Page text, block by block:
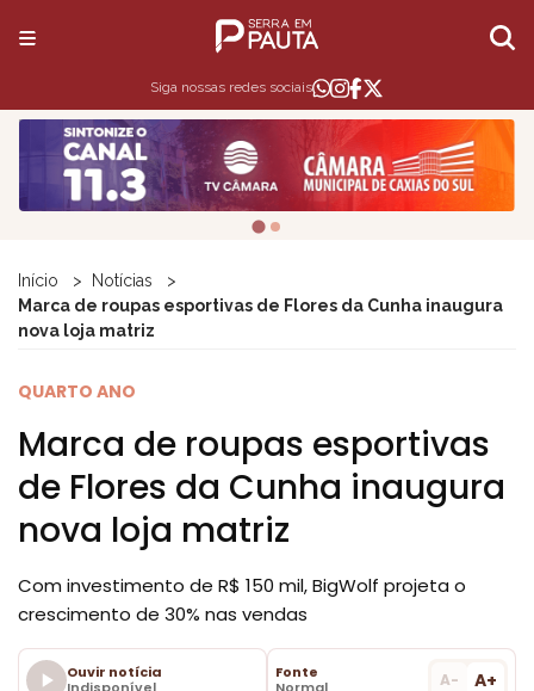
Siga nossas redes sociais
Início
Notícias
Marca de roupas esportivas de Flores da Cunha inaugura
nova loja matriz
QUARTO ANO
Marca de roupas esportivas
de Flores da Cunha inaugura
nova loja matriz
Com investimento de R$ 150 mil, BigWolf projeta o
crescimento de 30% nas vendas
Ouvir notícia
Fonte
A- A+